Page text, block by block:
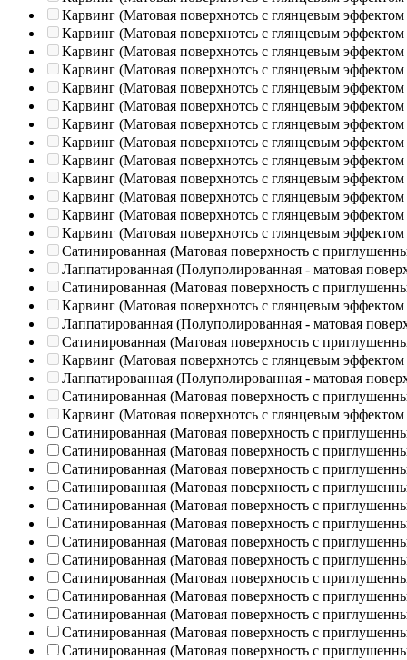
Карвинг (Матовая поверхнотсь с глянцевым эффектом
Карвинг (Матовая поверхнотсь с глянцевым эффектом
Карвинг (Матовая поверхнотсь с глянцевым эффектом
Карвинг (Матовая поверхнотсь с глянцевым эффектом
Карвинг (Матовая поверхнотсь с глянцевым эффектом
Карвинг (Матовая поверхнотсь с глянцевым эффектом
Карвинг (Матовая поверхнотсь с глянцевым эффектом
Карвинг (Матовая поверхнотсь с глянцевым эффектом
Карвинг (Матовая поверхнотсь с глянцевым эффектом
Карвинг (Матовая поверхнотсь с глянцевым эффектом
Карвинг (Матовая поверхнотсь с глянцевым эффектом
Карвинг (Матовая поверхнотсь с глянцевым эффектом
Карвинг (Матовая поверхнотсь с глянцевым эффектом
Сатинированная (Матовая поверхность с
Лаппатированная (Полуполированная - матовая
Сатинированная (Матовая поверхность с
Карвинг (Матовая поверхнотсь с глянцевым эффектом
Лаппатированная (Полуполированная - матовая
Сатинированная (Матовая поверхность с
Карвинг (Матовая поверхнотсь с глянцевым эффектом
Лаппатированная (Полуполированная - матовая
Сатинированная (Матовая поверхность с
Карвинг (Матовая поверхнотсь с глянцевым эффектом
Сатинированная (Матовая поверхность с
Сатинированная (Матовая поверхность с
Сатинированная (Матовая поверхность с
Сатинированная (Матовая поверхность с
Сатинированная (Матовая поверхность с
Сатинированная (Матовая поверхность с
Сатинированная (Матовая поверхность с
Сатинированная (Матовая поверхность с
Сатинированная (Матовая поверхность с
Сатинированная (Матовая поверхность с
Сатинированная (Матовая поверхность с
Сатинированная (Матовая поверхность с
Сатинированная (Матовая поверхность с